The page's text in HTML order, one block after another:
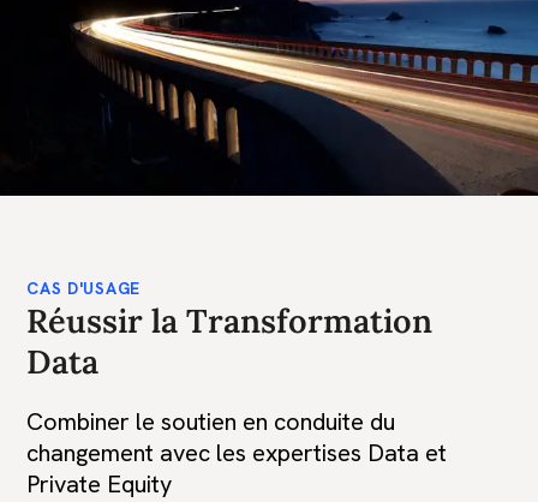
CAS D'USAGE
Réussir la Transformation
Data
Combiner le soutien en conduite du
changement avec les expertises Data et
Private Equity